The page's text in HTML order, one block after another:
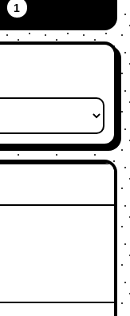
1